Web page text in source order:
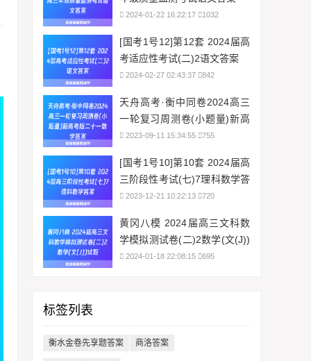
2024-01-22 16:22:17 1032
[国考1号12]第12套 2024届高
考适应性考试(二)2语文答案
2024-02-27 02:43:37 842
天舟高考·衡中同卷2024高三
一轮复习周测卷(小题量)新高
考版二十一数学答案
2023-09-11 15:34:55 755
[国考1号10]第10套 2024届高
三阶段性考试(七)7理科数学答
案2023-12-21 10:22:13 720
黄冈八模 2024届高三文科数
学模拟测试卷(二)2数学(文(J))
试题
2024-01-18 22:08:15 695
标签列表
衡水金卷先享题答案 商洛答案